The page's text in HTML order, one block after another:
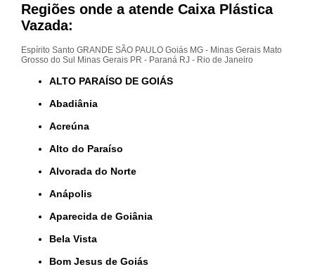
Regiões onde a atende Caixa Plástica
Vazada:
Espírito Santo GRANDE SÃO PAULO Goiás MG - Minas Gerais Mato
Grosso do Sul Minas Gerais PR - Paraná RJ - Rio de Janeiro
ALTO PARAÍSO DE GOIÁS
Abadiânia
Acreúna
Alto do Paraíso
Alvorada do Norte
Anápolis
Aparecida de Goiânia
Bela Vista
Bom Jesus de Goiás